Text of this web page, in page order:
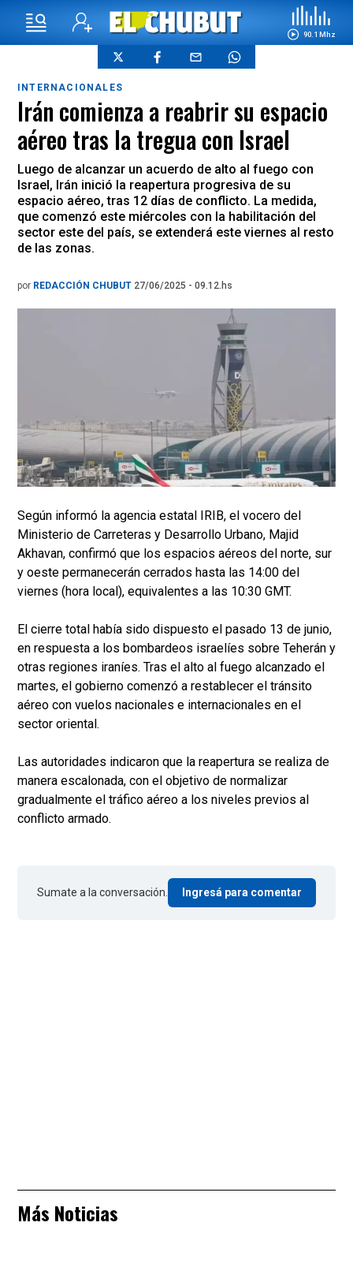
90.1 Mhz
INTERNACIONALES
Irán comienza a reabrir su espacio
aéreo tras la tregua con Israel
Luego de alcanzar un acuerdo de alto al fuego con
Israel, Irán inició la reapertura progresiva de su
espacio aéreo, tras 12 días de conflicto. La medida,
que comenzó este miércoles con la habilitación del
sector este del país, se extenderá este viernes al resto
de las zonas.
por REDACCIÓN CHUBUT 27/06/2025 - 09.12.hs
Según informó la agencia estatal IRIB, el vocero del
Ministerio de Carreteras y Desarrollo Urbano, Majid
Akhavan, confirmó que los espacios aéreos del norte, sur
y oeste permanecerán cerrados hasta las 14:00 del
viernes (hora local), equivalentes a las 10:30 GMT.
El cierre total había sido dispuesto el pasado 13 de junio,
en respuesta a los bombardeos israelíes sobre Teherán y
otras regiones iraníes. Tras el alto al fuego alcanzado el
martes, el gobierno comenzó a restablecer el tránsito
aéreo con vuelos nacionales e internacionales en el
sector oriental.
Las autoridades indicaron que la reapertura se realiza de
manera escalonada, con el objetivo de normalizar
gradualmente el tráfico aéreo a los niveles previos al
conflicto armado.
Sumate a la conversación. Ingresá para comentar
Más Noticias